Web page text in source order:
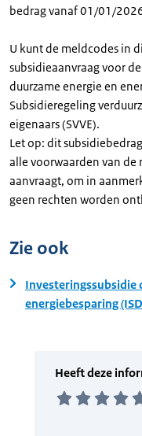
bedrag vanaf 01/01/
U kunt de meldcodes in
subsidieaanvraag voor
duurzame energie en
Subsidieregeling
eigenaars (SVVE).
Let op: dit
alle voorwaarden van de
aanvraagt, om in
geen rechten worden
Zie ook
Investeringssubsidie
energiebesparing